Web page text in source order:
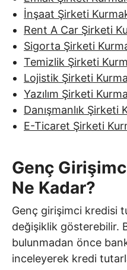
İnşaat Şirketi
Rent A Car Şirketi
Sigorta Şirketi
Temizlik Şirketi
Lojistik Şirketi
Yazılım Şirketi
Danışmanlık Şirketi
E-Ticaret Şirketi
Genç
Ne Kadar?
Genç girişimci kredisi
değişiklik gösterebilir.
bulunmadan önce
inceleyerek kredi